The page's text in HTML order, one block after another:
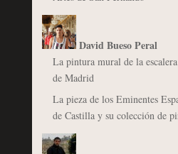
David Bueso Peral
La pintura mural de la
de Madrid
La pieza de los Eminentes
de Castilla y su colección de